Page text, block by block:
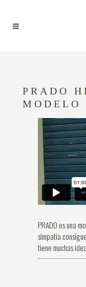
PRADO
MODELO
PRADO es una
simpatía
tiene muchas